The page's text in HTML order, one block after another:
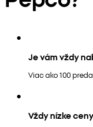
Je vám vždy
Viac ako 100
Vždy nízke ceny